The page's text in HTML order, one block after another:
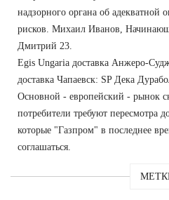
надзорного органа об адекватной
рисков. Михаил Иванов,
Дмитрий 23.
Egis Ungaria доставка Анжеро-
доставка Чапаевск: SP Дека
Основной - европейский - рынок
потребители требуют пересмотра
которые "Газпром" в последнее
соглашаться.